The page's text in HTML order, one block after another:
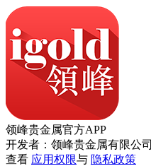
领峰贵金属官方APP
开发者：领峰贵金属有限公司
查看 应用权限与 隐私政策